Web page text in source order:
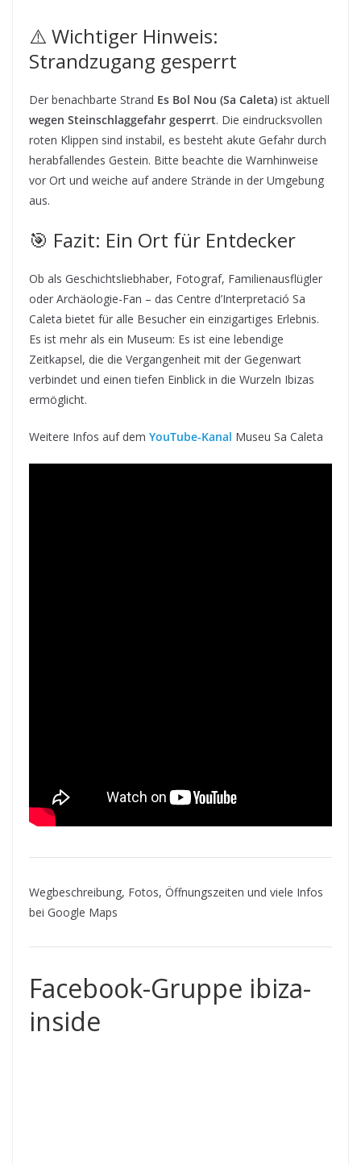
⚠️ Wichtiger Hinweis:
Strandzugang gesperrt
Der benachbarte Strand Es Bol Nou (Sa Caleta) ist aktuell
wegen Steinschlaggefahr gesperrt. Die eindrucksvollen
roten Klippen sind instabil, es besteht akute Gefahr durch
herabfallendes Gestein. Bitte beachte die Warnhinweise
vor Ort und weiche auf andere Strände in der Umgebung
aus.
🎯 Fazit: Ein Ort für Entdecker
Ob als Geschichtsliebhaber, Fotograf, Familienausflügler
oder Archäologie-Fan – das Centre d’Interpretació Sa
Caleta bietet für alle Besucher ein einzigartiges Erlebnis.
Es ist mehr als ein Museum: Es ist eine lebendige
Zeitkapsel, die die Vergangenheit mit der Gegenwart
verbindet und einen tiefen Einblick in die Wurzeln Ibizas
ermöglicht.
Weitere Infos auf dem YouTube-Kanal Museu Sa Caleta
Wegbeschreibung, Fotos, Öffnungszeiten und viele Infos
bei Google Maps
Facebook-Gruppe ibiza-
inside